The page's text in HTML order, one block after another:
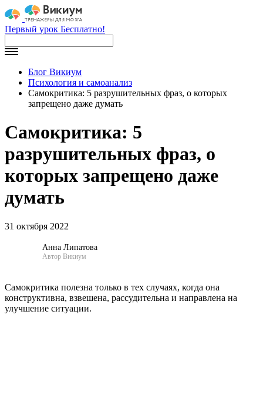
Первый урок Бесплатно!
Блог Викиум
Психология и самоанализ
Самокритика: 5 разрушительных фраз, о которых
запрещено даже думать
Самокритика: 5
разрушительных фраз, о
которых запрещено даже
думать
31 октября 2022
Анна Липатова
Автор Викиум
Самокритика полезна только в тех случаях, когда она
конструктивна, взвешена, рассудительна и направлена на
улучшение ситуации.